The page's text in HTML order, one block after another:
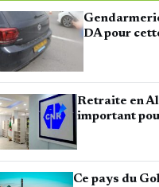
DA pour
Retraite en
important
Ce pays du